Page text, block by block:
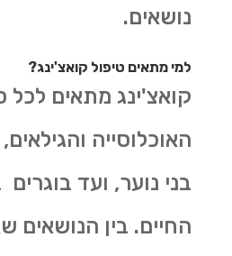
נושאים.
למי מתאים טיפול קואצ'ינג?
קואצ'ינג מתאים לכל
האוכלוסייה
בני נוער, ועד
החיים. בין הנושאים